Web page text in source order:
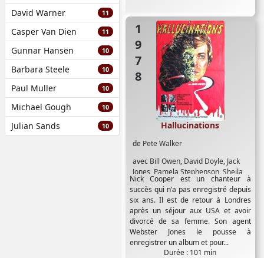
David Warner 11
Casper Van Dien 11
Gunnar Hansen 10
Barbara Steele 10
Paul Muller 10
Michael Gough 10
Julian Sands 10
1978
de Pete Walker
avec Bill Owen, David Doyle, Jack
Jones Pamela Stephenson, Sheila
Keith
Hallucinations
Nick Cooper est un chanteur à
succès qui n’a pas enregistré depuis
six ans. Il est de retour à Londres
après un séjour aux USA et avoir
divorcé de sa femme. Son agent
Webster Jones le pousse à
enregistrer un album et pour...
Durée : 101 min